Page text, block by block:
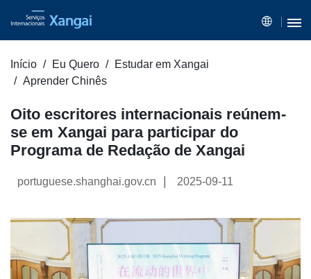
Início Eu Quero
Estudar em Xangai
Aprender Chinês
Oito escritores internacionais reúnem-
se em Xangai para participar do
Programa de Redação de Xangai
portuguese.shanghai.gov.cn 2025-09-11